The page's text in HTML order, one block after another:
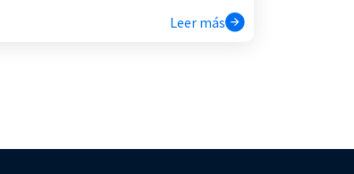
Leer más